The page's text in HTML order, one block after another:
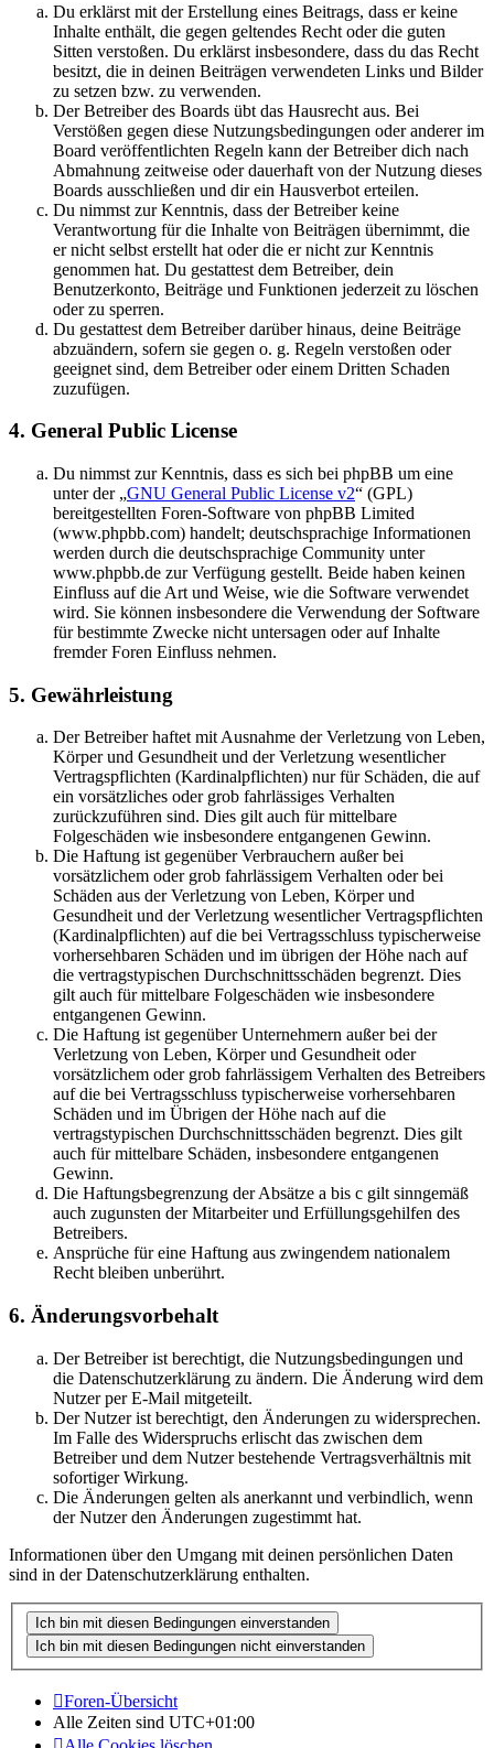
Du erklärst mit der Erstellung eines Beitrags, dass er keine
Inhalte enthält, die gegen geltendes Recht oder die guten
Sitten verstoßen. Du erklärst insbesondere, dass du das Recht
besitzt, die in deinen Beiträgen verwendeten Links und Bilder
zu setzen bzw. zu verwenden.
Der Betreiber des Boards übt das Hausrecht aus. Bei
Verstößen gegen diese Nutzungsbedingungen oder anderer im
Board veröffentlichten Regeln kann der Betreiber dich nach
Abmahnung zeitweise oder dauerhaft von der Nutzung dieses
Boards ausschließen und dir ein Hausverbot erteilen.
Du nimmst zur Kenntnis, dass der Betreiber keine
Verantwortung für die Inhalte von Beiträgen übernimmt, die
er nicht selbst erstellt hat oder die er nicht zur Kenntnis
genommen hat. Du gestattest dem Betreiber, dein
Benutzerkonto, Beiträge und Funktionen jederzeit zu löschen
oder zu sperren.
Du gestattest dem Betreiber darüber hinaus, deine Beiträge
abzuändern, sofern sie gegen o. g. Regeln verstoßen oder
geeignet sind, dem Betreiber oder einem Dritten Schaden
zuzufügen.
4. General Public License
Du nimmst zur Kenntnis, dass es sich bei phpBB um eine
unter der „GNU General Public License v2“ (GPL)
bereitgestellten Foren-Software von phpBB Limited
(www.phpbb.com) handelt; deutschsprachige Informationen
werden durch die deutschsprachige Community unter
www.phpbb.de zur Verfügung gestellt. Beide haben keinen
Einfluss auf die Art und Weise, wie die Software verwendet
wird. Sie können insbesondere die Verwendung der Software
für bestimmte Zwecke nicht untersagen oder auf Inhalte
fremder Foren Einfluss nehmen.
5. Gewährleistung
Der Betreiber haftet mit Ausnahme der Verletzung von Leben,
Körper und Gesundheit und der Verletzung wesentlicher
Vertragspflichten (Kardinalpflichten) nur für Schäden, die auf
ein vorsätzliches oder grob fahrlässiges Verhalten
zurückzuführen sind. Dies gilt auch für mittelbare
Folgeschäden wie insbesondere entgangenen Gewinn.
Die Haftung ist gegenüber Verbrauchern außer bei
vorsätzlichem oder grob fahrlässigem Verhalten oder bei
Schäden aus der Verletzung von Leben, Körper und
Gesundheit und der Verletzung wesentlicher Vertragspflichten
(Kardinalpflichten) auf die bei Vertragsschluss typischerweise
vorhersehbaren Schäden und im übrigen der Höhe nach auf
die vertragstypischen Durchschnittsschäden begrenzt. Dies
gilt auch für mittelbare Folgeschäden wie insbesondere
entgangenen Gewinn.
Die Haftung ist gegenüber Unternehmern außer bei der
Verletzung von Leben, Körper und Gesundheit oder
vorsätzlichem oder grob fahrlässigem Verhalten des Betreibers
auf die bei Vertragsschluss typischerweise vorhersehbaren
Schäden und im Übrigen der Höhe nach auf die
vertragstypischen Durchschnittsschäden begrenzt. Dies gilt
auch für mittelbare Schäden, insbesondere entgangenen
Gewinn.
Die Haftungsbegrenzung der Absätze a bis c gilt sinngemäß
auch zugunsten der Mitarbeiter und Erfüllungsgehilfen des
Betreibers.
Ansprüche für eine Haftung aus zwingendem nationalem
Recht bleiben unberührt.
6. Änderungsvorbehalt
Der Betreiber ist berechtigt, die Nutzungsbedingungen und
die Datenschutzerklärung zu ändern. Die Änderung wird dem
Nutzer per E-Mail mitgeteilt.
Der Nutzer ist berechtigt, den Änderungen zu widersprechen.
Im Falle des Widerspruchs erlischt das zwischen dem
Betreiber und dem Nutzer bestehende Vertragsverhältnis mit
sofortiger Wirkung.
Die Änderungen gelten als anerkannt und verbindlich, wenn
der Nutzer den Änderungen zugestimmt hat.
Informationen über den Umgang mit deinen persönlichen Daten
sind in der Datenschutzerklärung enthalten.
Foren-Übersicht
Alle Zeiten sind UTC+01:00